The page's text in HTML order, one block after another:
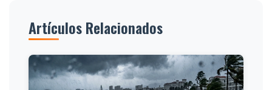
Artículos Relacionados